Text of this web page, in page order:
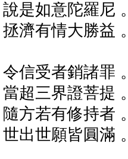
說是如意陀羅尼 。
拯濟有情大勝益 。
令信受者銷諸罪 。
當超三界證菩提 。
隨方若有修持者 。
世出世願皆圓滿 。